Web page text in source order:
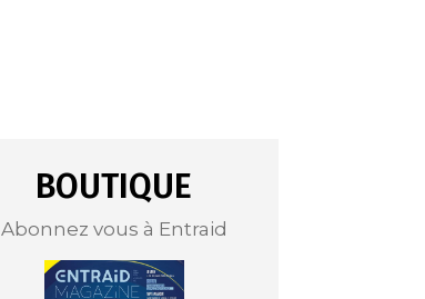
BOUTIQUE
Abonnez vous à Entraid